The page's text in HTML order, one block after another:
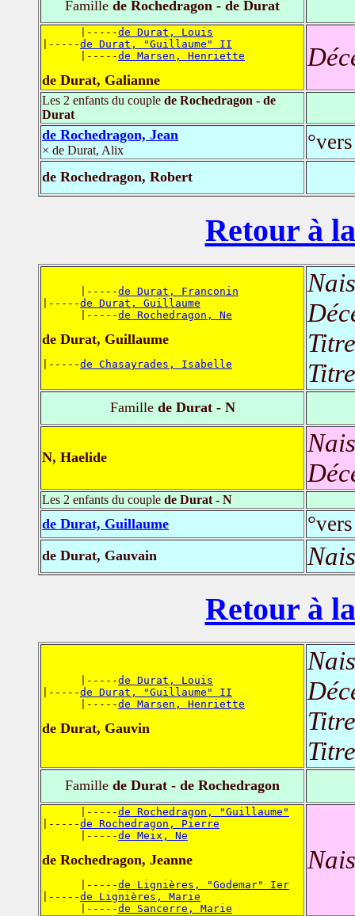
Famille de Rochedragon - de Durat
      |-----
de Durat, Louis
|-----de Durat, "Guillaume" II
      |-----
de Marsen, Henriette
de Durat, Galianne
Les 2 enfants du couple de Rochedragon - de
Durat
de Rochedragon, Jean
× de Durat, Alix
de Rochedragon, Robert
Retour à
      |-----
de Durat, Franconin
|-----de Durat, Guillaume
      |-----
de Rochedragon, Ne
de Durat, Guillaume
|-----de Chasayrades, Isabelle
Famillede Durat - N
N, Haelide
Les 2 enfants du couple de Durat - N
de Durat, Guillaume
de Durat, Gauvain
Retour à
      |-----
de Durat, Louis
|-----de Durat, "Guillaume" II
      |-----
de Marsen, Henriette
de Durat, Gauvin
Famille de Durat - de Rochedragon
      |-----
de Rochedragon, "Guillaume"
|-----de Rochedragon, Pierre
      |-----
de Meix, Ne
de Rochedragon, Jeanne
      |-----
de Lignières, "Godemar" Ier
|-----de Lignières, Marie
      |-----
de Sancerre, Marie